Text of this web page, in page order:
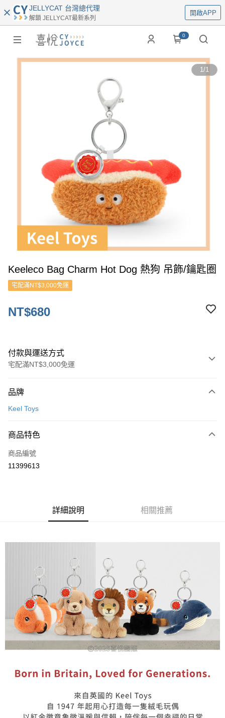
JELLYCAT 台灣總代理
解鎖 JELLYCAT最新系列
開啟APP
0
1/1
Keeleco Bag Charm Hot Dog 熱狗 吊飾/鑰匙圈
宅配滿NT$3,000免運
NT$680
付款與運送方式
宅配滿NT$3,000免運
信用卡一次付款
運送方式
付款後全家取貨
每筆NT$280
品牌
Keel Toys
商品特色
商品編號
11399613
詳細說明 相關推薦